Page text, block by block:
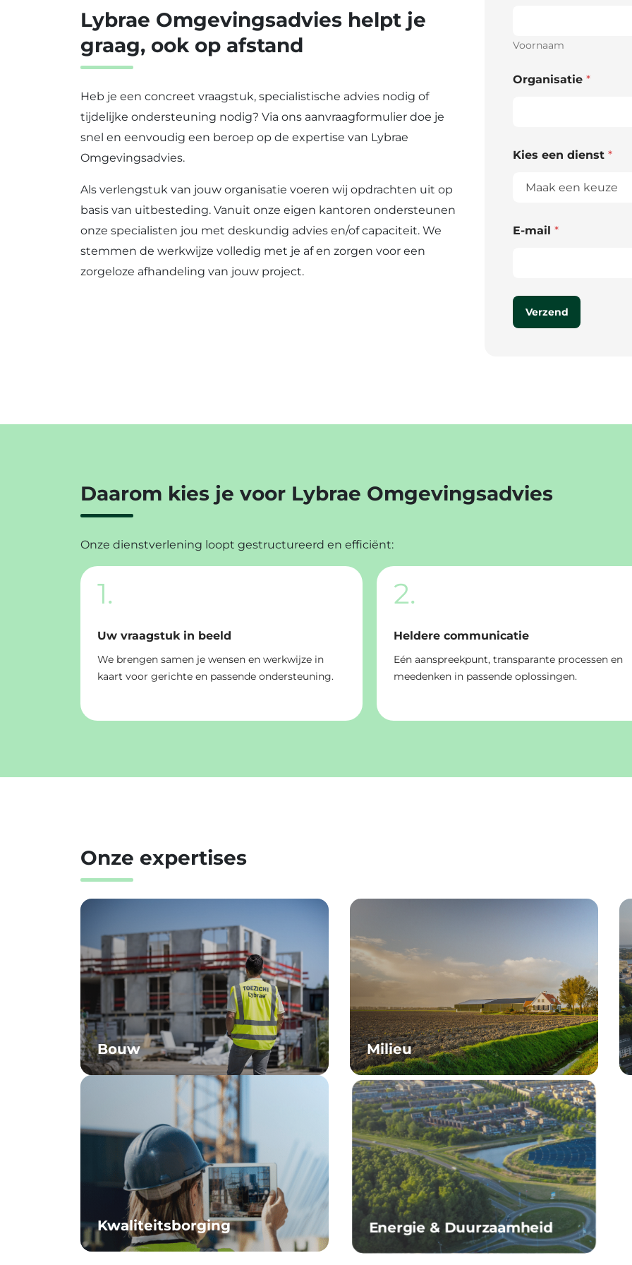
beroepsprocedure volgen
Lybrae Omgevingsadvies helpt je
graag, ook op afstand
Heb je een concreet vraagstuk, specialistische advies nodig of
tijdelijke ondersteuning nodig? Via ons aanvraagformulier doe je
snel en eenvoudig een beroep op de expertise van Lybrae
Omgevingsadvies.
Als verlengstuk van jouw organisatie voeren wij opdrachten uit op
basis van uitbesteding. Vanuit onze eigen kantoren ondersteunen
onze specialisten jou met deskundig advies en/of capaciteit. We
stemmen de werkwijze volledig met je af en zorgen voor een
zorgeloze afhandeling van jouw project.
Voornaam
Organisatie *
Kies een dienst *
E-mail *
Verzend
Daarom kies je voor Lybrae Omgevingsadvies
Onze dienstverlening loopt gestructureerd en efficiënt:
1.
Uw vraagstuk in beeld
We brengen samen je wensen en werkwijze in
kaart voor gerichte en passende ondersteuning.
2.
Heldere communicatie
Eén aanspreekpunt, transparante processen en
meedenken in passende oplossingen.
Onze expertises
Bouw Milieu
Kwaliteitsborging Energie & Duurzaamheid